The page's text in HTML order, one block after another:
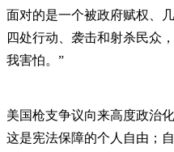
面对的是一个被政府赋权、
四处行动、袭击和射杀民众
我害怕。”
美国枪支争议向来高度政治
这是宪法保障的个人自由；